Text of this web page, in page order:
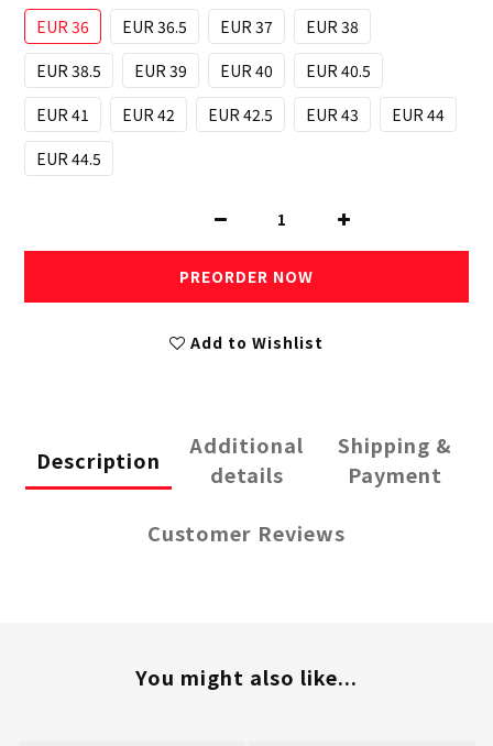
EUR 36 EUR 36.5 EUR 37
EUR 38
EUR 38.5
EUR 39 EUR 40
EUR 40.5
EUR 41
EUR 42 EUR 42.5 EUR 43
EUR 44
EUR 44.5
PREORDER NOW
Add to Wishlist
Description
Additional
details
Shipping &
Payment
Customer Reviews
You might also like...